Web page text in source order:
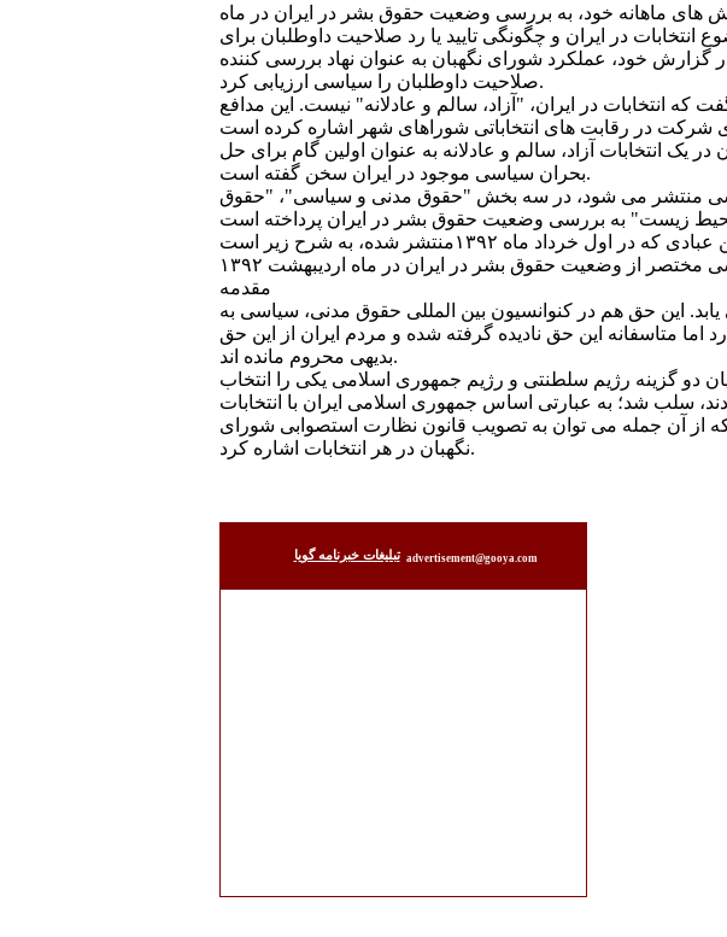
بشر و برنده جايزه صلح نوبل ۲۰۰۳ در ادامه گزارش های ماهانه خود، به بررسی وضعيت حقوق بشر در ايران در ماه
پرداخت. خانم عبادی در مقدمه گزارش ماه ارديبهشت ۱۳۹۲ به موضوع انتخابات در ايران و چگونگی تاييد يا رد صلاحيت داوطلبان برای
خود، عملکرد شورای نگهبان به عنوان نهاد بررسی کننده
صلاحيت داوطلبان را سياسی ارزيابی کرد.
انتخابات در ايران، "آزاد، سالم و عادلانه" نيست. اين مدافع
انتخابات آزاد، سالم و عادلانه به عنوان اولين گام برای حل
بحران سياسی موجود در ايران سخن گفته است.
فارسی و انگليسی منتشر می شود، در سه بخش "حقوق مدنی و سياسی"، "حقوق
مختصر از وضعيت حقوق بشر در ايران در ماه ارديبهشت ۱۳۹۲
مقدمه
اين حق هم در کنوانسيون بين المللی حقوق مدنی، سياسی به
متاسفانه اين حق ناديده گرفته شده و مردم ايران از اين حق
بديهی محروم مانده اند.
دو گزينه رژيم سلطنتی و رژيم جمهوری اسلامی يکی را انتخاب
سلب شد؛ به عبارتی اساس جمهوری اسلامی ايران با انتخابات
از آن جمله می توان به تصويب قانون نظارت استصوابی شورای
نگهبان در هر انتخابات اشاره کرد.
تبليغات خبرنامه گويا advertisement@gooya.com